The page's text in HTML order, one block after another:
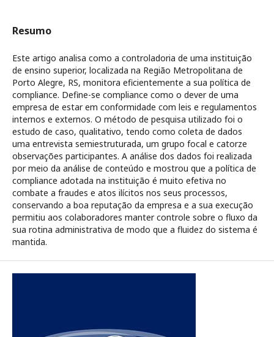
Resumo
Este artigo analisa como a controladoria de uma instituição
de ensino superior, localizada na Região Metropolitana de
Porto Alegre, RS, monitora eficientemente a sua política de
compliance. Define-se compliance como o dever de uma
empresa de estar em conformidade com leis e regulamentos
internos e externos. O método de pesquisa utilizado foi o
estudo de caso, qualitativo, tendo como coleta de dados
uma entrevista semiestruturada, um grupo focal e catorze
observações participantes. A análise dos dados foi realizada
por meio da análise de conteúdo e mostrou que a política de
compliance adotada na instituição é muito efetiva no
combate a fraudes e atos ilícitos nos seus processos,
conservando a boa reputação da empresa e a sua execução
permitiu aos colaboradores manter controle sobre o fluxo da
sua rotina administrativa de modo que a fluidez do sistema é
mantida.